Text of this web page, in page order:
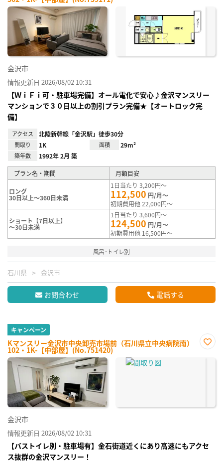
に入
金沢市
情報更新日 2026/08/02 10:31
【ＷｉＦｉ可・駐車場完備】オール電化で安心♪金沢マンスリー
マンションで３０日以上の割引プラン完備★【オートロック完
備】
アクセス 北陸新幹線「金沢駅」徒歩30分
間取り 1K 面積 29m²
築年数 1992年 2月 築
プラン名・期間 月額目安
ロング
30日以上～360日未満
1日当たり 3,200円～
112,500 円/月～
初期費用他 22,000円～
ショート【7日以上】
～30日未満
1日当たり 3,600円～
124,500 円/月～
初期費用他 16,500円～
風呂･トイレ別
石川県 金沢市
お問合わせ 電話する
キャンペーン
Kマンスリー金沢市中央卸売市場前（石川県立中央病院南）
102・1K-【中部屋】(No.751420)
に入
金沢市
情報更新日 2026/08/02 10:31
【バストイレ別・駐車場有】金石街道近くにあり高速にもアクセ
ス抜群の金沢マンスリー！